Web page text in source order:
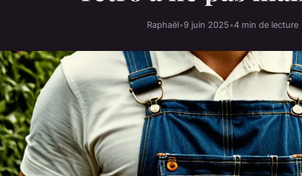
Raphaël•9 juin 2025•4 min de lecture